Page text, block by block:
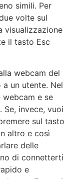
simili. Per
volte sul
visualizzazione
il tasto Esc
webcam del
un utente. Nel
e se
invece, vuoi
sul tasto
altro e così
delle
di connetterti
e